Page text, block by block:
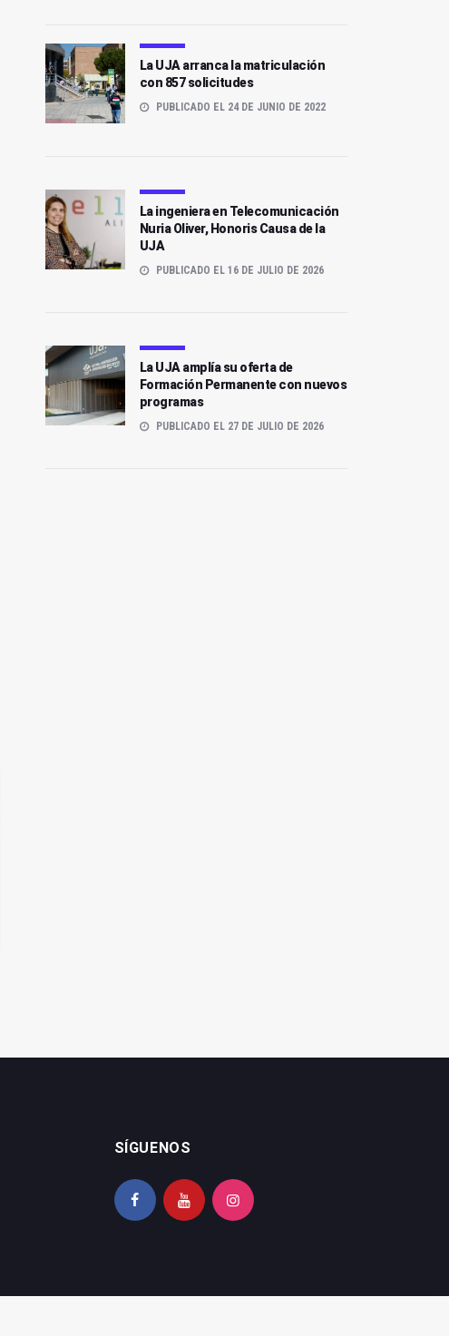
La UJA arranca la matriculación
con 857 solicitudes
PUBLICADO EL 24 DE JUNIO DE 2022
La ingeniera en Telecomunicación
Nuria Oliver, Honoris Causa de la
UJA
PUBLICADO EL 16 DE JULIO DE 2026
La UJA amplía su oferta de
Formación Permanente con nuevos
programas
PUBLICADO EL 27 DE JULIO DE 2026
SÍGUENOS